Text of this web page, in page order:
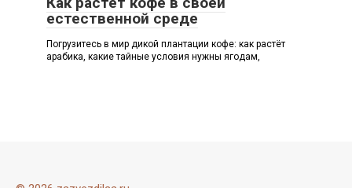
естественной среде
Погрузитесь в мир дикой плантации кофе: как растёт
арабика, какие тайные условия нужны ягодам,